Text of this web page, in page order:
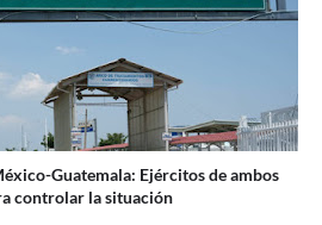
Guatemala: Ejércitos de ambos
controlar la situación